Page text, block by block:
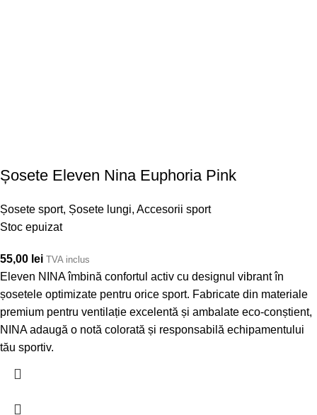
Șosete Eleven Nina Euphoria Pink
Șosete sport, Șosete lungi, Accesorii sport
Stoc epuizat
55,00 lei TVA inclus
Eleven NINA îmbină confortul activ cu designul vibrant în
șosetele optimizate pentru orice sport. Fabricate din materiale
premium pentru ventilație excelentă și ambalate eco-conștient,
NINA adaugă o notă colorată și responsabilă echipamentului
tău sportiv.